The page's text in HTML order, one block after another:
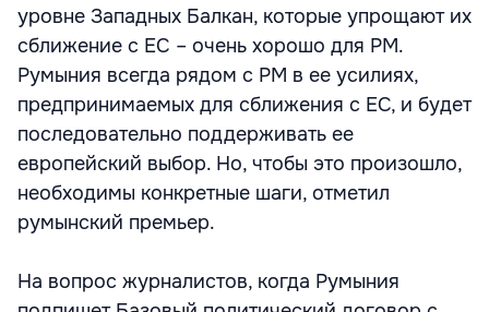
уровне Западных Балкан, которые упрощают их
сближение с ЕС – очень хорошо для РМ.
Румыния всегда рядом с РМ в ее усилиях,
предпринимаемых для сближения с ЕС, и будет
последовательно поддерживать ее
европейский выбор. Но, чтобы это произошло,
необходимы конкретные шаги, отметил
румынский премьер.
На вопрос журналистов, когда Румыния